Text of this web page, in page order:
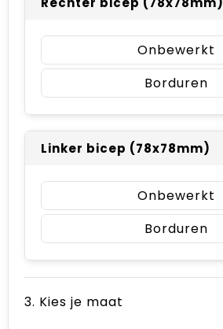
Onbewerkt
Borduren
Linker bicep (78x78mm)
Onbewerkt
Borduren
3. Kies je maat